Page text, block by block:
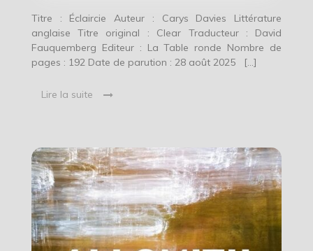
Titre : Éclaircie Auteur : Carys Davies Littérature
anglaise Titre original : Clear Traducteur : David
Fauquemberg Editeur : La Table ronde Nombre de
pages : 192 Date de parution : 28 août 2025 […]
Lire la suite